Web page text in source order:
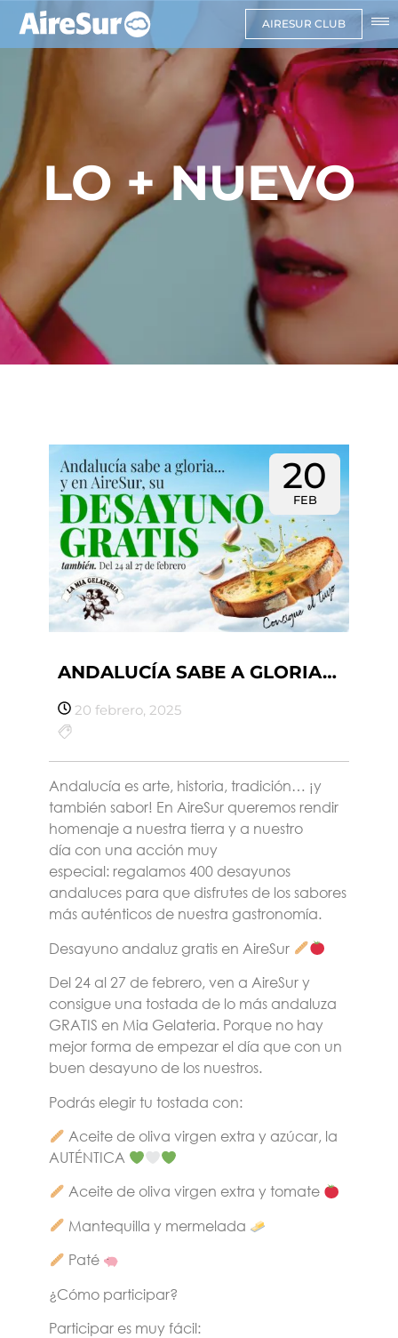
AIRESUR CLUB
LO + NUEVO
ANDALUCÍA SABE A GLORIA…
20 febrero, 2025
Andalucía es arte, historia, tradición… ¡y
también sabor! En AireSur queremos rendir
homenaje a nuestra tierra y a nuestro
día con una acción muy
especial:regalamos 400 desayunos
andalucespara que disfrutes de los sabores
más auténticos de nuestra gastronomía.
Desayuno andaluz gratis en AireSur
Del 24 al 27 de febrero, ven a AireSur y
consigue una tostada de lo más andaluza
GRATIS en Mia Gelateria. Porque no hay
mejor forma de empezar el día que con un
buen desayuno de los nuestros.
Podrás elegir tu tostada con:
Aceite de oliva virgen extra y azúcar, la
AUTÉNTICA
Aceite de oliva virgen extra y tomate
Mantequilla y mermelada
Paté
¿Cómo participar?
Participar es muy fácil:
20
FEB